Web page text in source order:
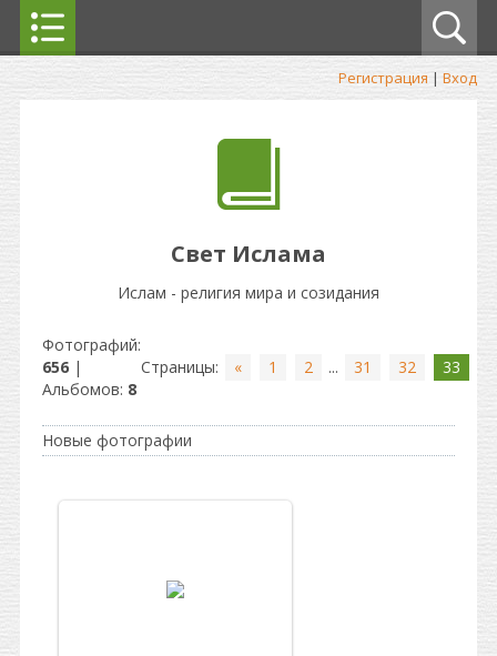
Регистрация | Вход
Свет Ислама
Ислам - религия мира и созидания
Фотографий:
656 |
Альбомов: 8
Страницы: « 1 2 ... 31 32 33
Новые фотографии